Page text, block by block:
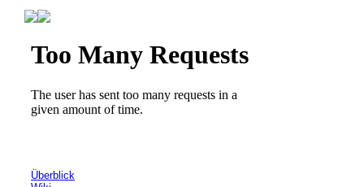
Überblick